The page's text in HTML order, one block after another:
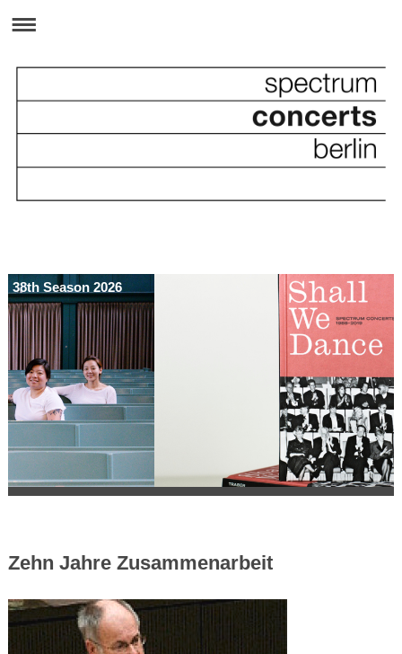
38th Season 2026
Zehn Jahre Zusammenarbeit